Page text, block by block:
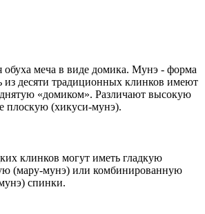
меча в виде домика. Мунэ - форма
из десяти традиционных клинков имеют
«домиком». Различают высокую
плоскую (хикуси-мунэ).
клинков могут иметь гладкую
(мару-мунэ) или комбинированную
спинки.